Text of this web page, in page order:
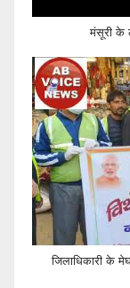
मंसूरी के
जिलाधिकारी के